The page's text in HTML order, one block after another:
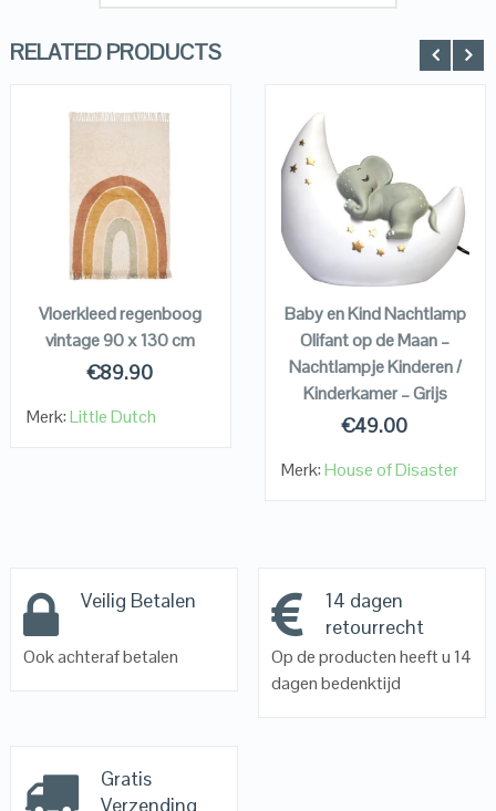
RELATED PRODUCTS
QUICK LOOK
VIEW DETAILS
KOPEN
Vloerkleed regenboog
vintage 90 x 130 cm
€89.90
Merk:Little Dutch
QUICK LOOK
VIEW DETAILS
KOPEN
Baby en Kind Nachtlamp
Olifant op de Maan –
Nachtlampje Kinderen /
Kinderkamer – Grijs
€49.00
Merk:House of Disaster
Veilig Betalen
Ook achteraf betalen
14 dagen
retourrecht
Op de producten heeft u 14
dagen bedenktijd
Gratis
Verzending